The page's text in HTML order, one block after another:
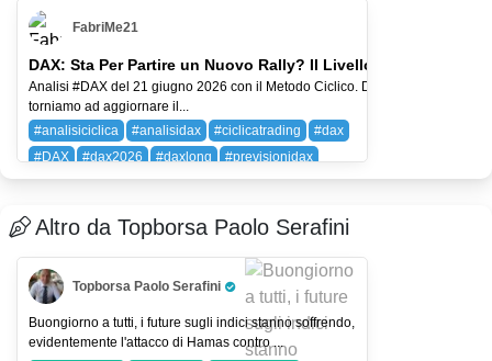
FabriMe21
DAX: Sta Per Partire un Nuovo Rally? Il Livello da Non Perdere
Analisi #DAX del 21 giugno 2026 con il Metodo Ciclico. Dopo circa un mese
torniamo ad aggiornare il...
#analisiciclica
#analisidax #ciclicatrading
#dax
#DAX
#dax2026 #daxlong
#previsionidax
DAX (DAX 40)
Altro da Topborsa Paolo Serafini
Topborsa Paolo Serafini
Pro Trader
Buongiorno a tutti, i future sugli indici stanno soffrendo,
evidentemente l'attacco di Hamas contro ...